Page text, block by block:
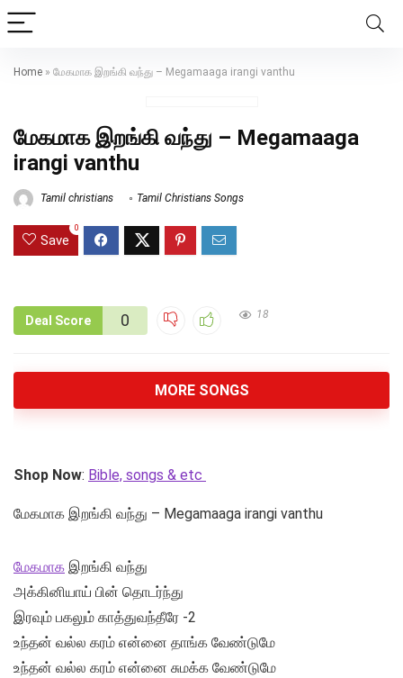
Home » மேகமாக இறங்கி வந்து – Megamaaga irangi vanthu
மேகமாக இறங்கி வந்து – Megamaaga
irangi vanthu
Tamil christians Tamil Christians Songs
Save
0
Deal Score 0 18
MORE SONGS
Shop Now: Bible, songs & etc
மேகமாக இறங்கி வந்து – Megamaaga irangi vanthu
மேகமாக இறங்கி வந்து
அக்கினியாய் பின் தொடர்ந்து
இரவும் பகலும் காத்துவந்தீரே -2
உந்தன் வல்ல கரம் என்னை தாங்க வேண்டுமே
உந்தன் வல்ல கரம் என்னை சுமக்க வேண்டுமே